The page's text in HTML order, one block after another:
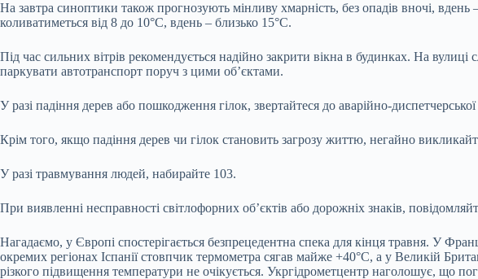
На завтра синоптики також прогнозують мінливу хмарність, без опадів вночі,
коливатиметься від 8 до 10°C, вдень – близько 15°C.
Під час сильних вітрів рекомендується надійно закрити вікна в будинках. На
паркувати автотранспорт поруч з цими об’єктами.
У разі падіння дерев або пошкодження гілок, звертайтеся до аварійно-
Крім того, якщо падіння дерев чи гілок становить загрозу життю, негайно
У разі травмування людей, набирайте 103.
При виявленні несправності світлофорних об’єктів або дорожніх знаків,
Нагадаємо, у Європі спостерігається безпрецедентна спека для кінця травня. У
окремих регіонах Іспанії стовпчик термометра сягав майже +40°C, а у Великій
різкого підвищення температури не очікується. Укргідрометцентр наголошує, що